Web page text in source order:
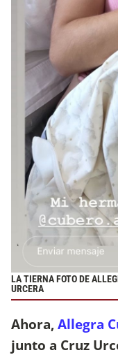
LA TIERNA FOTO DE
URCERA
Ahora,Allegra
junto a Cruz